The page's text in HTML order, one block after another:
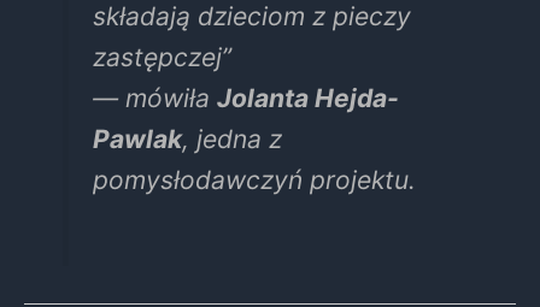
składają dzieciom z pieczy
zastępczej”
— mówiła Jolanta Hejda-
Pawlak, jedna z
pomysłodawczyń projektu.